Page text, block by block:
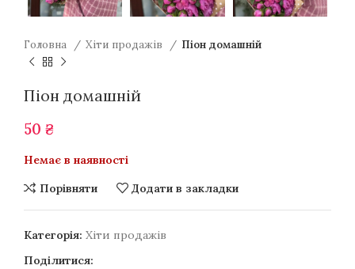
Головна Хіти продажів Піон домашній
Піон домашній
50 ₴
Немає в наявності
Порівняти
Додати в закладки
Категорія: Хіти продажів
Поділитися: